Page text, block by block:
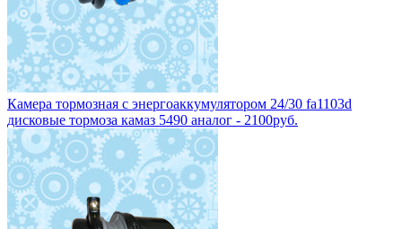
Камера тормозная с энергоаккумулятором 24/30 fa1103d
дисковые тормоза камаз 5490 аналог - 2100руб.